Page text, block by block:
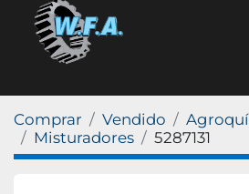
Comprar Vendido
Misturadores
5287131